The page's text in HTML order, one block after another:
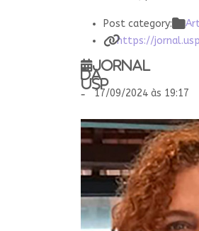
Post category:
https://
Jornal
da
USP
- 17/09/2024 às 19:17